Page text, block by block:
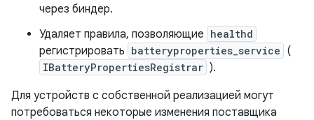
через биндер.
Удаляет правила, позволяющие healthd
регистрировать batteryproperties_service (
IBatteryPropertiesRegistrar ).
Для устройств с собственной реализацией могут
потребоваться некоторые изменения поставщика